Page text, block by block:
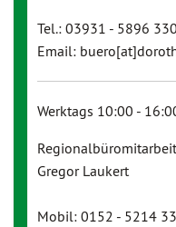
Tel.: 03931 - 5896 330
Email:
Werktags 10:00 -
Gregor Laukert
Mobil: 0152 - 5214